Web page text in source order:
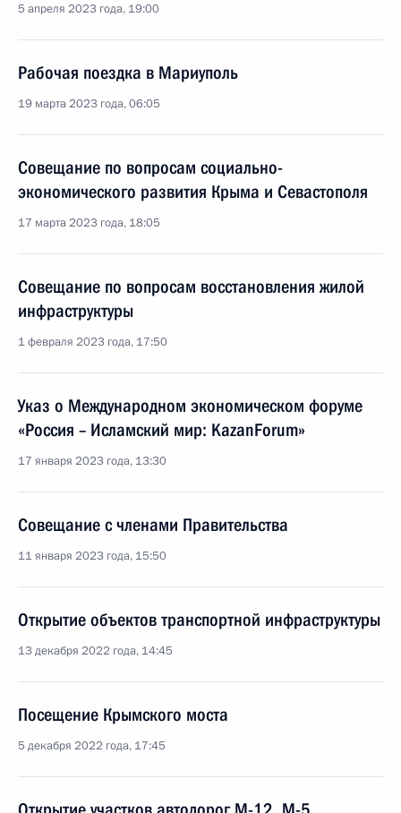
5 апреля 2023 года, 19:00
Рабочая поездка в Мариуполь
19 марта 2023 года, 06:05
Совещание по вопросам социально-
экономического развития Крыма и Севастополя
17 марта 2023 года, 18:05
Совещание по вопросам восстановления жилой
инфраструктуры
1 февраля 2023 года, 17:50
Указ о Международном экономическом форуме
«Россия – Исламский мир: KazanForum»
17 января 2023 года, 13:30
Совещание с членами Правительства
11 января 2023 года, 15:50
Открытие объектов транспортной инфраструктуры
13 декабря 2022 года, 14:45
Посещение Крымского моста
5 декабря 2022 года, 17:45